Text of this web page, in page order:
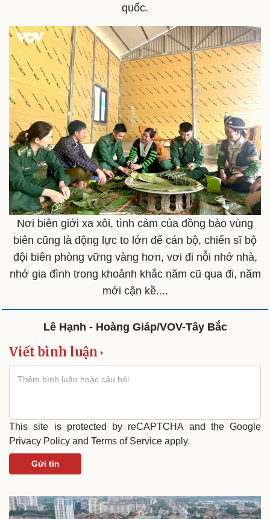
Sức khỏe
Dinh dưỡng - món ngon
Cây thuốc
Sản phụ khoa
Nhi khoa
Nam khoa
Làm đẹp - giảm cân
Phòng mạch online
Ăn sạch sống khỏe
Đời sống
Nhà đẹp
Blog
Tình yêu - Gia đình
Văn hóa
Văn học
Âm nhạc
Thời trang
Sao Việt
quốc.
Nơi biên giới xa xôi, tình cảm của đồng bào vùng
biên cũng là động lực to lớn để cán bộ, chiến sĩ bộ
đội biên phòng vững vàng hơn, vơi đi nỗi nhớ nhà,
nhớ gia đình trong khoảnh khắc năm cũ qua đi, năm
mới cận kề....
Lê Hạnh - Hoàng Giáp/VOV-Tây Bắc
Viết bình luận
This site is protected by reCAPTCHA and the Google
Privacy Policy and Terms of Service apply.
Gửi tin